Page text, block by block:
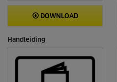
DOWNLOAD
Handleiding